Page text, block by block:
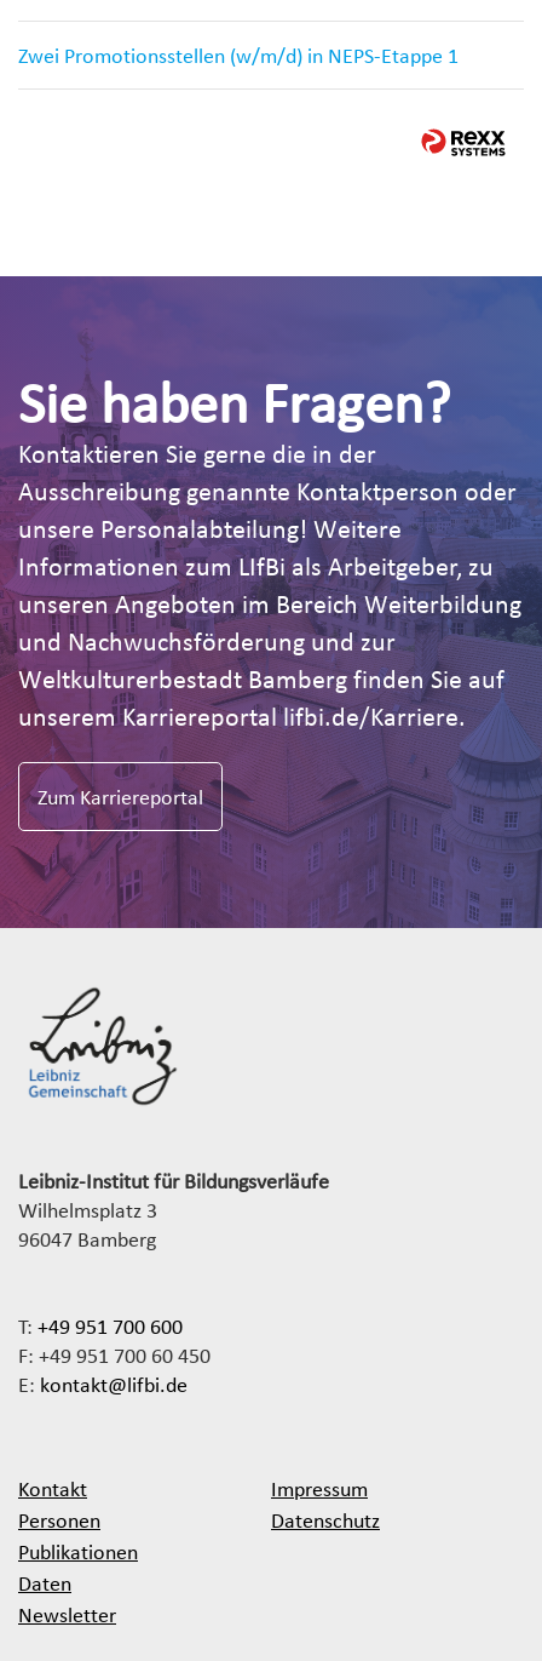
Zwei Promotionsstellen (w/m/d) in NEPS-Etappe 1
Sie haben Fragen?
Kontaktieren Sie gerne die in der
Ausschreibung genannte Kontaktperson oder
unsere Personalabteilung! Weitere
Informationen zum LIfBi als Arbeitgeber, zu
unseren Angeboten im Bereich Weiterbildung
und Nachwuchsförderung und zur
Weltkulturerbestadt Bamberg finden Sie auf
unserem Karriereportal lifbi.de/Karriere.
Zum Karriereportal
Leibniz-Institut für Bildungsverläufe
Wilhelmsplatz 3
96047 Bamberg
T: +49 951 700 600
F: +49 951 700 60 450
E: kontakt@lifbi.de
Kontakt
Personen
Publikationen
Daten
Newsletter
Impressum
Datenschutz